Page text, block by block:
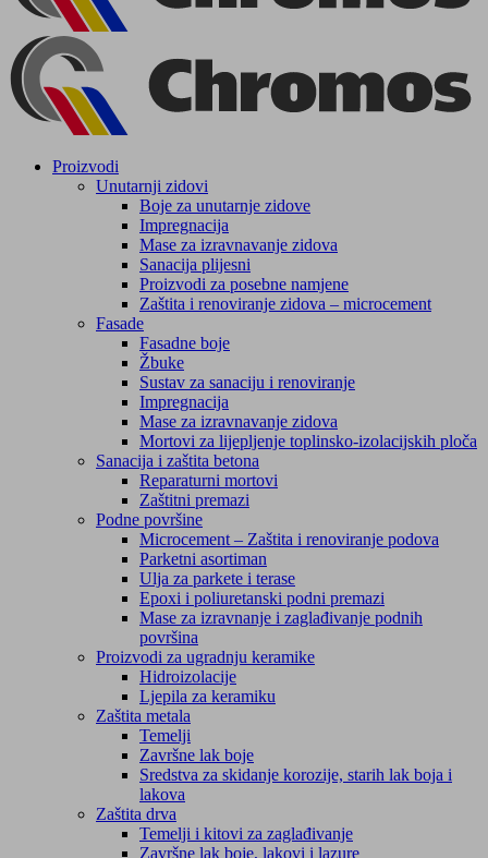
Proizvodi
Unutarnji zidovi
Boje za unutarnje zidove
Impregnacija
Mase za izravnavanje zidova
Sanacija plijesni
Proizvodi za posebne namjene
Zaštita i renoviranje zidova – microcement
Fasade
Fasadne boje
Žbuke
Sustav za sanaciju i renoviranje
Impregnacija
Mase za izravnavanje zidova
Mortovi za lijepljenje toplinsko-izolacijskih ploča
Sanacija i zaštita betona
Reparaturni mortovi
Zaštitni premazi
Podne površine
Microcement – Zaštita i renoviranje podova
Parketni asortiman
Ulja za parkete i terase
Epoxi i poliuretanski podni premazi
Mase za izravnanje i zaglađivanje podnih
površina
Proizvodi za ugradnju keramike
Hidroizolacije
Ljepila za keramiku
Zaštita metala
Temelji
Završne lak boje
Sredstva za skidanje korozije, starih lak boja i
lakova
Zaštita drva
Temelji i kitovi za zaglađivanje
Završne lak boje, lakovi i lazure